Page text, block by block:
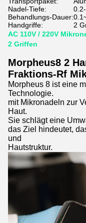
Nadel-Tiefe:
Behandlungs-Dauer:
Handgriffe:
2
AC 110V / 220V
2 Griffen
Morpheus8 2
Fraktions-Rf
Morpheus 8 ist eine
Technologie.
mit Mikronadeln zur
Haut.
Sie schlägt eine
das Ziel hindeutet,
und
Hautstruktur.